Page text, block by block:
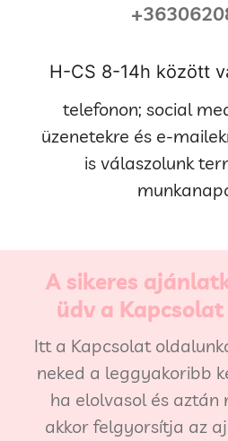
H-CS 8-14h között
telefonon; social
üzenetekre és e-
is válaszolunk
A sikeres
üdv a
Itt a Kapcsolat
neked a leggyakoribb
ha elolvasol és aztán
akkor felgyorsítja az